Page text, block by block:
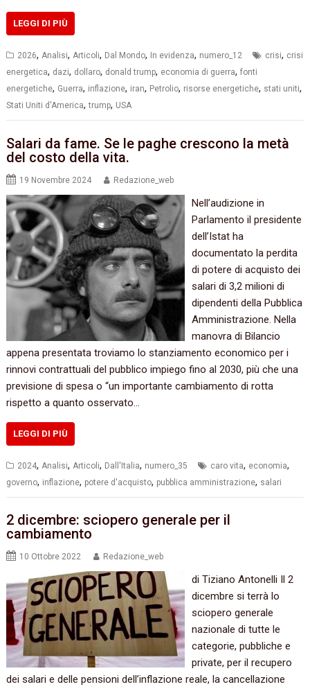
LEGGI DI PIÙ
2026,Analisi,Articoli, Dal Mondo, In evidenza, numero_12 crisi, crisi
energetica, dazi, dollaro, donald trump, economia di guerra,fonti
energetiche, Guerra, inflazione, iran, Petrolio, risorse energetiche, stati uniti,
Stati Uniti d'America,trump, USA
Salari da fame. Se le paghe crescono la metà
del costo della vita.
19 Novembre 2024 Redazione_web
Nell’audizione in
Parlamento il presidente
dell’Istat ha
documentato la perdita
di potere di acquisto dei
salari di 3,2 milioni di
dipendenti della Pubblica
Amministrazione. Nella
manovra di Bilancio
appena presentata troviamo lo stanziamento economico per i
rinnovi contrattuali del pubblico impiego fino al 2030, più che una
previsione di spesa o “un importante cambiamento di rotta
rispetto a quanto osservato…
LEGGI DI PIÙ
2024, Analisi, Articoli, Dall'Italia, numero_35 caro vita, economia,
governo, inflazione, potere d'acquisto, pubblica amministrazione, salari
2 dicembre: sciopero generale per il
cambiamento
10 Ottobre 2022 Redazione_web
di Tiziano Antonelli Il 2
dicembre si terrà lo
sciopero generale
nazionale di tutte le
categorie, pubbliche e
private, per il recupero
dei salari e delle pensioni dell’inflazione reale, la cancellazione